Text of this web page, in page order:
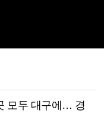
모두 대구에… 경